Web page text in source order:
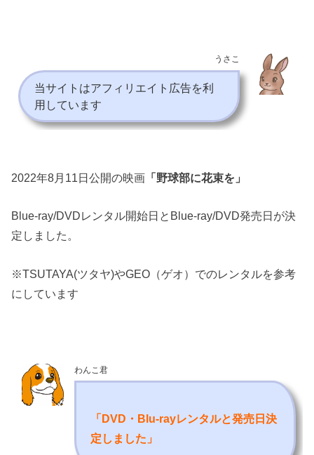
うさこ
当サイトはアフィリエイト広告を利
用しています
2022年8月11日公開の映画 「野球部に花束を」
Blue-ray/DVDレンタル開始日とBlue-ray/DVD発売日が決
定しました。
※TSUTAYA(ツタヤ)やGEO（ゲオ）でのレンタルを参考
にしています
わんこ君
「DVD・Blu-rayレンタルと発売日決
定しました 」